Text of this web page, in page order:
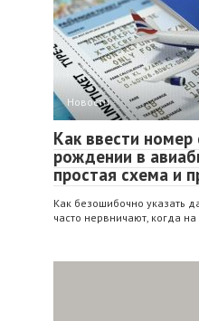
Новости
Как ввести номер
рождении в
простая схема и
Как безошибочно указать
часто нервничают, когда